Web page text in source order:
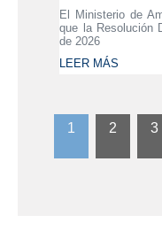
El Ministerio de
que la Resolución
de 2026
LEER MÁS
1 2 3